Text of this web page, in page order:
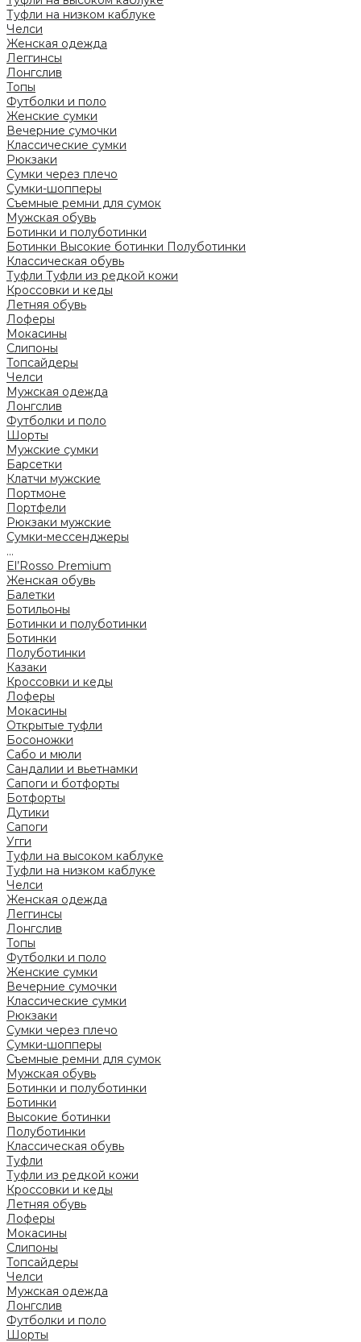
Туфли на низком каблуке
Челси
Женская одежда
Леггинсы
Лонгслив
Топы
Футболки и поло
Женские сумки
Вечерние сумочки
Классические сумки
Рюкзаки
Сумки через плечо
Сумки-шопперы
Съемные ремни для сумок
Мужская обувь
Ботинки и полуботинки
Ботинки Высокие ботинки Полуботинки
Классическая обувь
Туфли Туфли из редкой кожи
Кроссовки и кеды
Летняя обувь
Лоферы
Мокасины
Слипоны
Топсайдеры
Челси
Мужская одежда
Лонгслив
Футболки и поло
Шорты
Мужские сумки
Барсетки
Клатчи мужские
Портмоне
Портфели
Рюкзаки мужские
Сумки-мессенджеры
...
El’Rosso Premium
Женская обувь
Балетки
Ботильоны
Ботинки и полуботинки
Ботинки
Полуботинки
Казаки
Кроссовки и кеды
Лоферы
Мокасины
Открытые туфли
Босоножки
Сабо и мюли
Сандалии и вьетнамки
Сапоги и ботфорты
Ботфорты
Дутики
Сапоги
Угги
Туфли на высоком каблуке
Туфли на низком каблуке
Челси
Женская одежда
Леггинсы
Лонгслив
Топы
Футболки и поло
Женские сумки
Вечерние сумочки
Классические сумки
Рюкзаки
Сумки через плечо
Сумки-шопперы
Съемные ремни для сумок
Мужская обувь
Ботинки и полуботинки
Ботинки
Высокие ботинки
Полуботинки
Классическая обувь
Туфли
Туфли из редкой кожи
Кроссовки и кеды
Летняя обувь
Лоферы
Мокасины
Слипоны
Топсайдеры
Челси
Мужская одежда
Лонгслив
Футболки и поло
Шорты